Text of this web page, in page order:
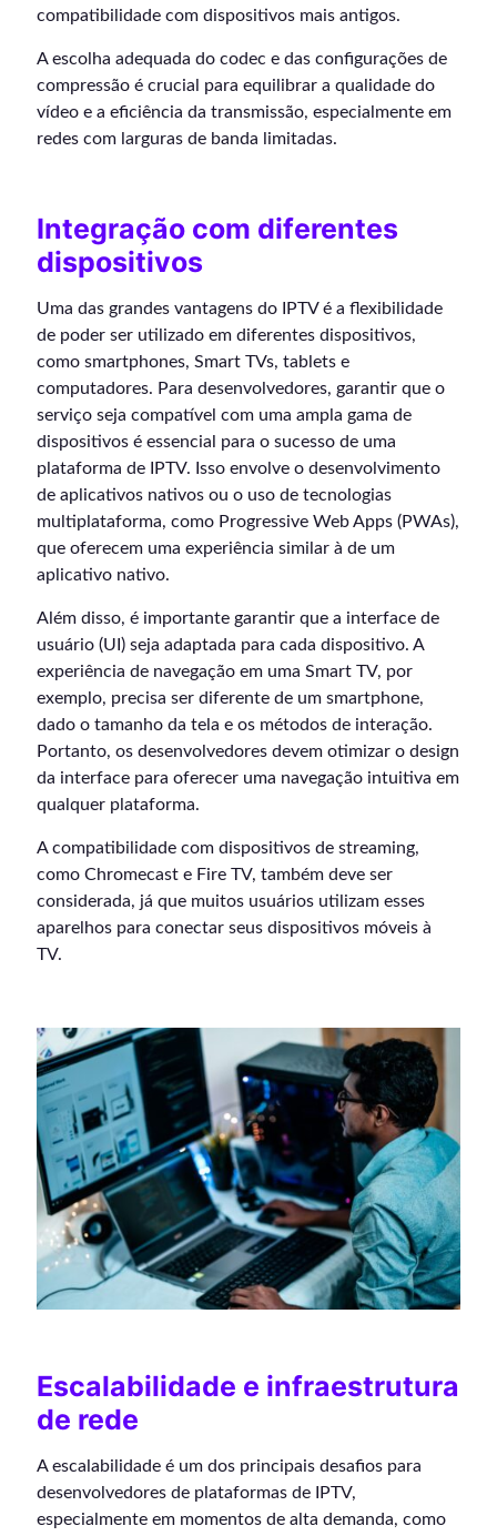
compatibilidade com dispositivos mais antigos.
A escolha adequada do codec e das configurações de
compressão é crucial para equilibrar a qualidade do
vídeo e a eficiência da transmissão, especialmente em
redes com larguras de banda limitadas.
Integração com diferentes
dispositivos
Uma das grandes vantagens do IPTV é a flexibilidade
de poder ser utilizado em diferentes dispositivos,
como smartphones, Smart TVs, tablets e
computadores. Para desenvolvedores, garantir que o
serviço seja compatível com uma ampla gama de
dispositivos é essencial para o sucesso de uma
plataforma de IPTV. Isso envolve o desenvolvimento
de aplicativos nativos ou o uso de tecnologias
multiplataforma, como Progressive Web Apps (PWAs),
que oferecem uma experiência similar à de um
aplicativo nativo.
Além disso, é importante garantir que a interface de
usuário (UI) seja adaptada para cada dispositivo. A
experiência de navegação em uma Smart TV, por
exemplo, precisa ser diferente de um smartphone,
dado o tamanho da tela e os métodos de interação.
Portanto, os desenvolvedores devem otimizar o design
da interface para oferecer uma navegação intuitiva em
qualquer plataforma.
A compatibilidade com dispositivos de streaming,
como Chromecast e Fire TV, também deve ser
considerada, já que muitos usuários utilizam esses
aparelhos para conectar seus dispositivos móveis à
TV.
Escalabilidade e infraestrutura
de rede
A escalabilidade é um dos principais desafios para
desenvolvedores de plataformas de IPTV,
especialmente em momentos de alta demanda, como